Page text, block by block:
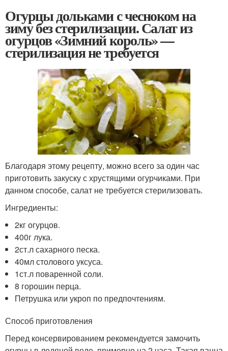
Огурцы дольками с чесноком на
зиму без стерилизации. Салат из
огурцов «Зимний король» —
стерилизация не требуется
Благодаря этому рецепту, можно всего за один час
приготовить закуску с хрустящими огурчиками. При
данном способе, салат не требуется стерилизовать.
Ингредиенты:
2кг огурцов.
400г лука.
2ст.л сахарного песка.
40мл столового уксуса.
1ст.л поваренной соли.
8 горошин перца.
Петрушка или укроп по предпочтениям.
Способ приготовления
Перед консервированием рекомендуется замочить